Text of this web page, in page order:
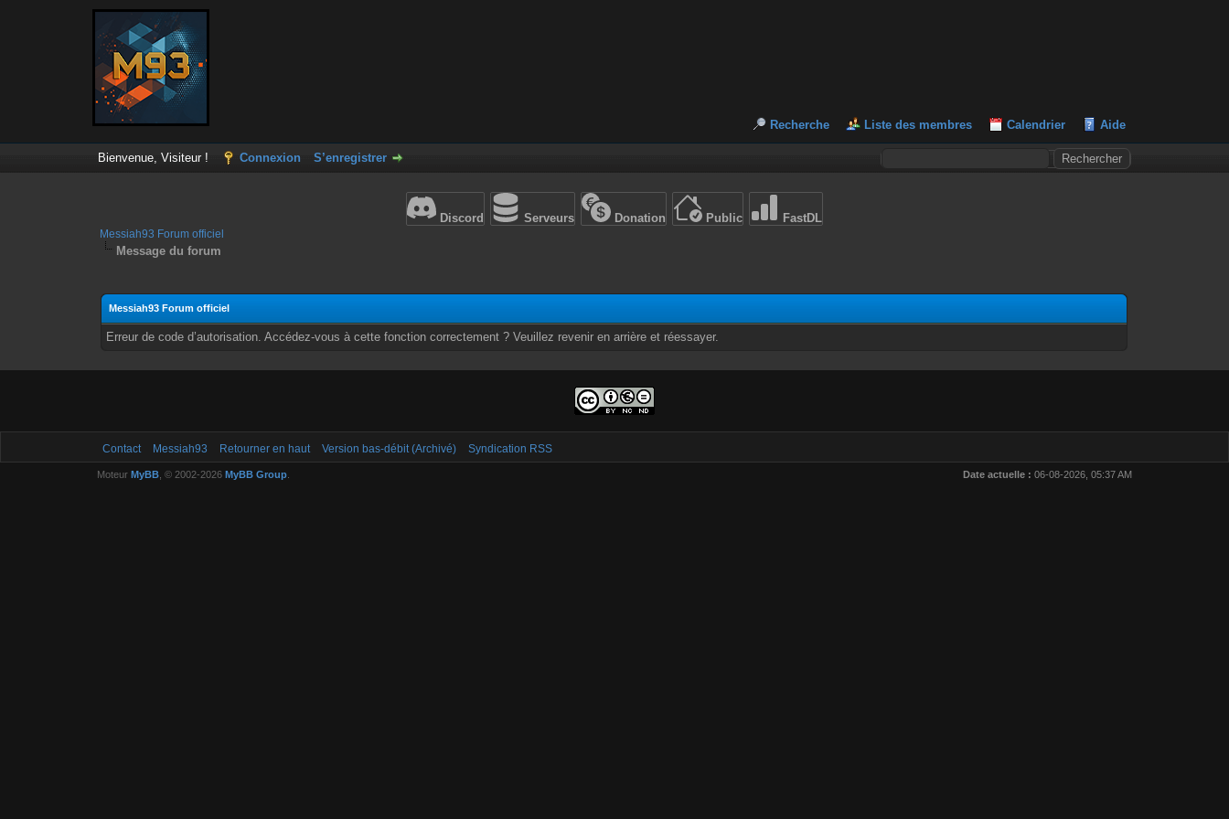
Recherche Liste des membres Calendrier Aide
Bienvenue, Visiteur ! Connexion S’enregistrer
Discord Serveurs Donation Public FastDL
Messiah93 Forum officiel
Message du forum
Messiah93 Forum officiel
Erreur de code d’autorisation. Accédez-vous à cette fonction correctement ? Veuillez revenir en arrière et réessayer.
Contact Messiah93 Retourner en haut Version bas-débit (Archivé) Syndication RSS
Date actuelle : 06-08-2026, 05:37 AM
Moteur MyBB, © 2002-2026 MyBB Group.